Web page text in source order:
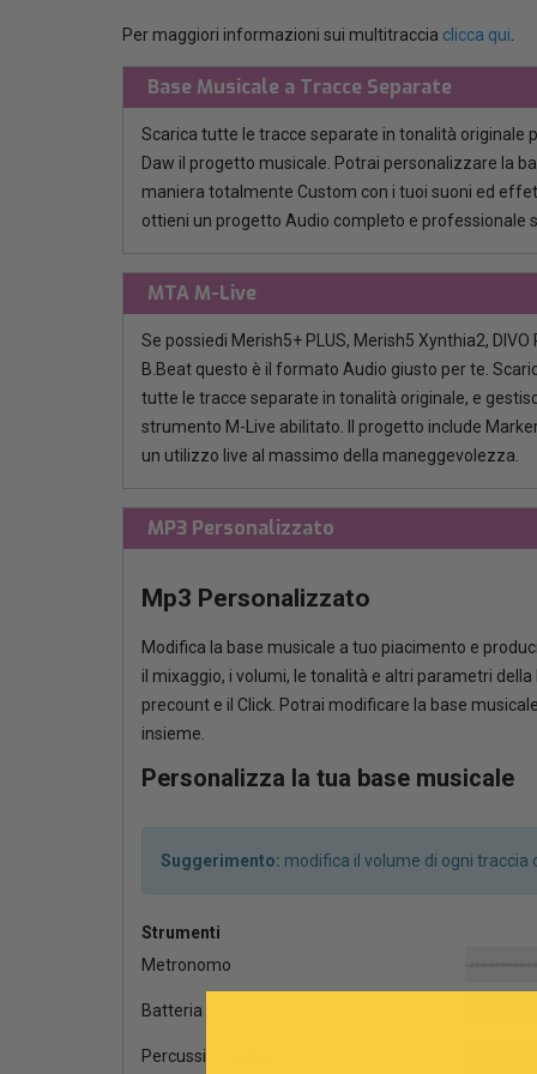
Per maggiori informazioni sui multitraccia clicca qui
Base Musicale a Tracce Separate
Scarica tutte le tracce separate in tonalità originale
Daw il progetto musicale. Potrai personalizzare la
maniera totalmente Custom con i tuoi suoni ed
ottieni un progetto Audio completo e professionale
MTA M-Live
Se possiedi Merish5+ PLUS, Merish5 Xynthia2, DIVO
B.Beat questo è il formato Audio giusto per te.
tutte le tracce separate in tonalità originale, e
strumento M-Live abilitato. Il progetto include
un utilizzo live al massimo della maneggevolezza.
MP3 Personalizzato
Mp3 Personalizzato
Modifica la base musicale a tuo piacimento e
il mixaggio, i volumi, le tonalità e altri parametri
precount e il Click. Potrai modificare la base
insieme.
Personalizza la tua base musicale
Suggerimento: modifica il volume di ogni
Strumenti
Metronomo
Batteria
Percussioni latine